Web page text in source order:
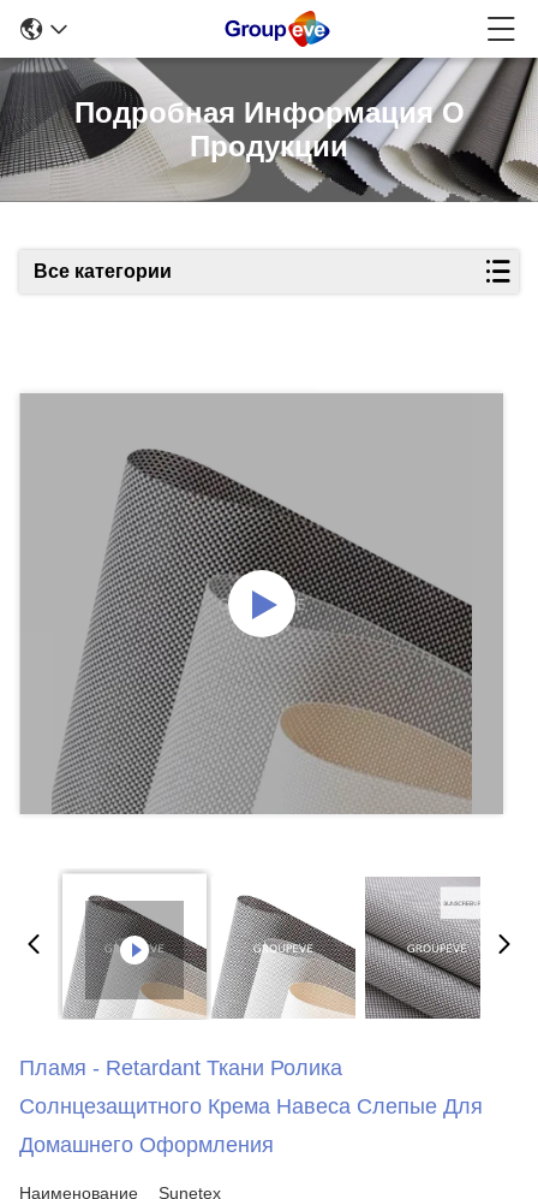
Подробная Информация О
Продукции
Все категории
Пламя - Retardant Ткани Ролика
Солнцезащитного Крема Навеса Слепые Для
Домашнего Оформления
Наименование
Sunetex